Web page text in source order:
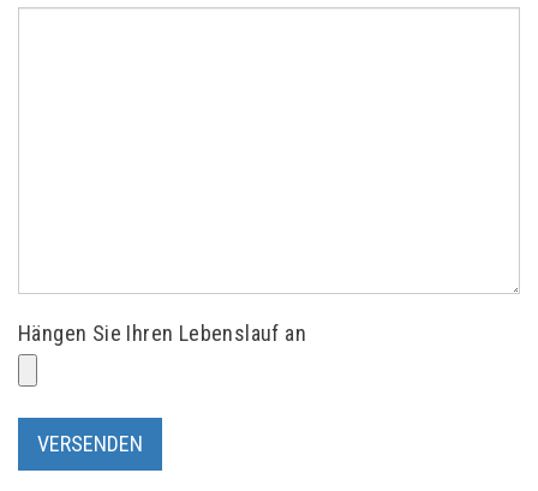
Hängen Sie Ihren Lebenslauf an